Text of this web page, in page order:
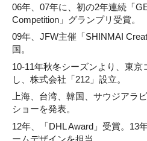
06年、07年に、初の2年連続「
Competition」グランプリ受賞。
09年、JFW主催「SHINMAI
国。
10-11年秋冬シーズンより、東京
し、株式会社「212」設立。
上海、台湾、韓国、サウジアラ
ショーを発表。
12年、「DHL Award」受賞。13
ームデザインを担当。